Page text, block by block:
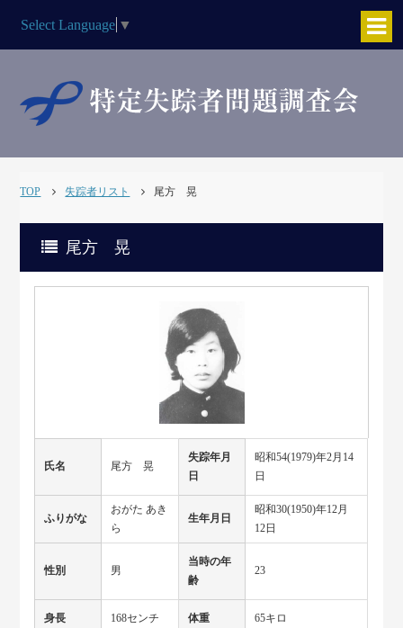
Select Language ▼
TOP 失踪者リスト 尾方 晃
尾方 晃
氏名 尾方 晃
失踪年月
日
昭和54(1979)年2月14
日
ふりがな
おがた あき
ら
生年月日
昭和30(1950)年12月
12日
性別 男
当時の年
齢
23
身長 168センチ 体重 65キロ